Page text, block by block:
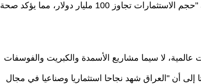
القطاع الخاص الأجنبي ونظيره الوطني"، مضيفا أن "حجم الاستثمارات تجاوز 100 مليار دولار، مما يؤكد صحة
لا سيما مشاريع الأسمدة والكبريت والفوسفات
إلى أن "العراق شهد نجاحا استثماريا وصناعيا في مجال